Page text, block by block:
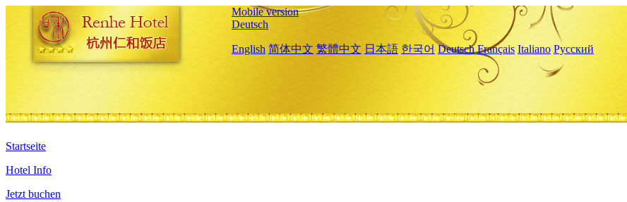
Mobile version
Deutsch
English 简体中文 繁體中文 日本語 한국어 Deutsch Français Italiano Русский
Startseite
Hotel Info
Jetzt buchen